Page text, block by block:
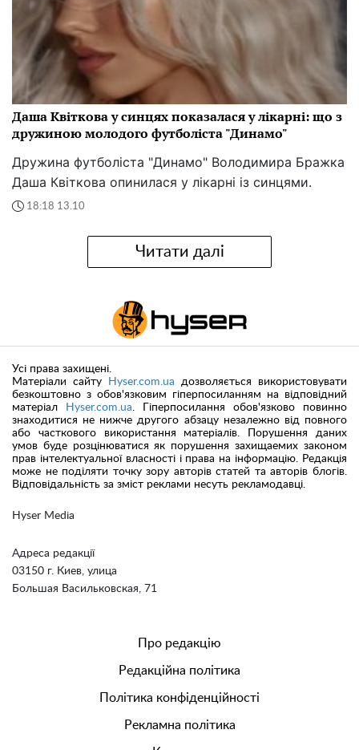
Даша Квіткова у синцях показалася у лікарні: що з
дружиною молодого футболіста "Динамо"
Дружина футболіста "Динамо" Володимира Бражка
Даша Квіткова опинилася у лікарні із синцями.
18:18 13.10
Читати далі
Hyser Media
Адреса редакції
03150 г. Киев, улица
Большая Васильковская, 71
Усі права захищені.
Матеріали сайту
Hyser.com.ua дозволяється використовувати
безкоштовно з обов'язковим гіперпосиланням на відповідний
матеріал
Hyser.com.ua. Гіперпосилання обов'язково повинно
знаходитися не нижче другого абзацу незалежно від повного
або часткового використання матеріалів. Порушення даних
умов буде розцінюватися як порушення захищаемих законом
прав інтелектуальної власності і права на інформацію. Редакція
може не поділяти точку зору авторів статей та авторів блогів.
Відповідальність за зміст реклами несуть рекламодавці.
Про редакцію
Редакційна політика
Політика конфіденційності
Рекламна політика